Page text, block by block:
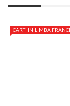
Luati-ma
CARTI IN LIMBA